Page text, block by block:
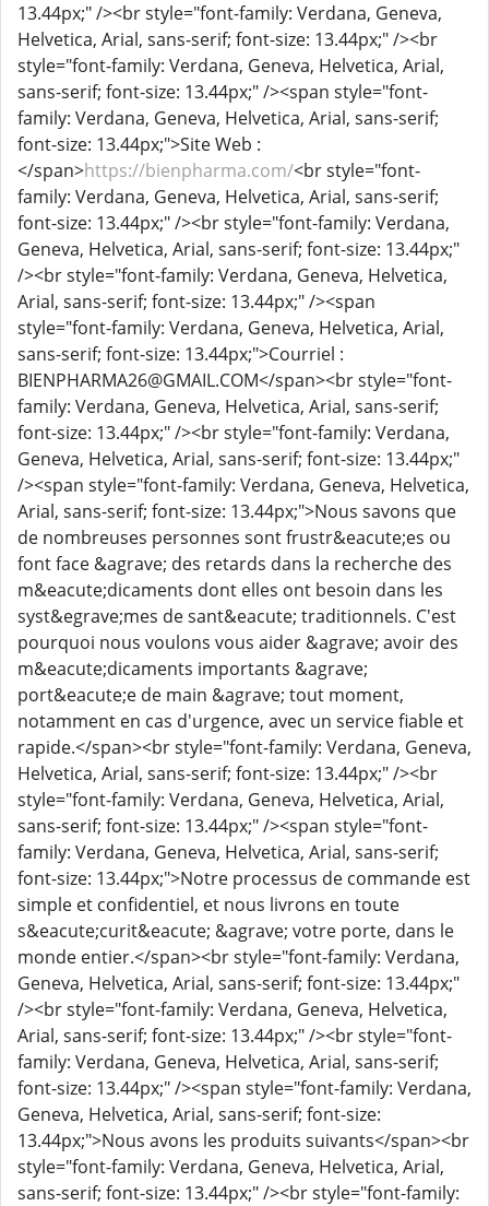
13.44px;" /><br style="font-family: Verdana, Geneva,
Helvetica, Arial, sans-serif; font-size: 13.44px;" /><br
style="font-family: Verdana, Geneva, Helvetica, Arial,
sans-serif; font-size: 13.44px;" /><span style="font-
family: Verdana, Geneva, Helvetica, Arial, sans-serif;
font-size: 13.44px;">Site Web :
</span>https://bienpharma.com/<br style="font-
family: Verdana, Geneva, Helvetica, Arial, sans-serif;
font-size: 13.44px;" /><br style="font-family: Verdana,
Geneva, Helvetica, Arial, sans-serif; font-size: 13.44px;"
/><br style="font-family: Verdana, Geneva, Helvetica,
Arial, sans-serif; font-size: 13.44px;" /><span
style="font-family: Verdana, Geneva, Helvetica, Arial,
sans-serif; font-size: 13.44px;">Courriel :
BIENPHARMA26@GMAIL.COM</span><br style="font-
family: Verdana, Geneva, Helvetica, Arial, sans-serif;
font-size: 13.44px;" /><br style="font-family: Verdana,
Geneva, Helvetica, Arial, sans-serif; font-size: 13.44px;"
/><span style="font-family: Verdana, Geneva, Helvetica,
Arial, sans-serif; font-size: 13.44px;">Nous savons que
de nombreuses personnes sont frustr&eacute;es ou
font face &agrave; des retards dans la recherche des
m&eacute;dicaments dont elles ont besoin dans les
syst&egrave;mes de sant&eacute; traditionnels. C'est
pourquoi nous voulons vous aider &agrave; avoir des
m&eacute;dicaments importants &agrave;
port&eacute;e de main &agrave; tout moment,
notamment en cas d'urgence, avec un service fiable et
rapide.</span><br style="font-family: Verdana, Geneva,
Helvetica, Arial, sans-serif; font-size: 13.44px;" /><br
style="font-family: Verdana, Geneva, Helvetica, Arial,
sans-serif; font-size: 13.44px;" /><span style="font-
family: Verdana, Geneva, Helvetica, Arial, sans-serif;
font-size: 13.44px;">Notre processus de commande est
simple et confidentiel, et nous livrons en toute
s&eacute;curit&eacute; &agrave; votre porte, dans le
monde entier.</span><br style="font-family: Verdana,
Geneva, Helvetica, Arial, sans-serif; font-size: 13.44px;"
/><br style="font-family: Verdana, Geneva, Helvetica,
Arial, sans-serif; font-size: 13.44px;" /><br style="font-
family: Verdana, Geneva, Helvetica, Arial, sans-serif;
font-size: 13.44px;" /><span style="font-family: Verdana,
Geneva, Helvetica, Arial, sans-serif; font-size:
13.44px;">Nous avons les produits suivants</span><br
style="font-family: Verdana, Geneva, Helvetica, Arial,
sans-serif; font-size: 13.44px;" /><br style="font-family: